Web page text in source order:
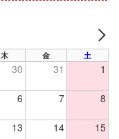
木 金 土
30 31 1
6 7 8
13 14 15